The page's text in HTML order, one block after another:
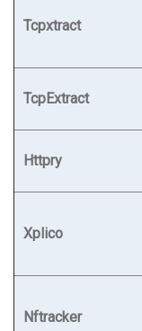
Tcpxtract
TcpExtract
Httpry
Xplico
Nftracker